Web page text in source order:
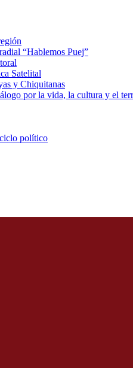
“Hablemos Puej”
Satelital
y Chiquitanas
por la vida, la cultura y el
político